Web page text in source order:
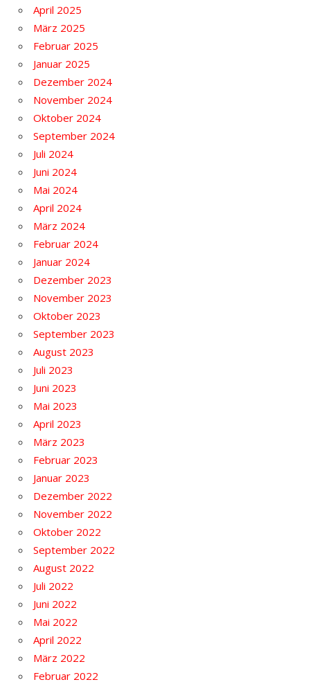
April 2025
März 2025
Februar 2025
Januar 2025
Dezember 2024
November 2024
Oktober 2024
September 2024
Juli 2024
Juni 2024
Mai 2024
April 2024
März 2024
Februar 2024
Januar 2024
Dezember 2023
November 2023
Oktober 2023
September 2023
August 2023
Juli 2023
Juni 2023
Mai 2023
April 2023
März 2023
Februar 2023
Januar 2023
Dezember 2022
November 2022
Oktober 2022
September 2022
August 2022
Juli 2022
Juni 2022
Mai 2022
April 2022
März 2022
Februar 2022